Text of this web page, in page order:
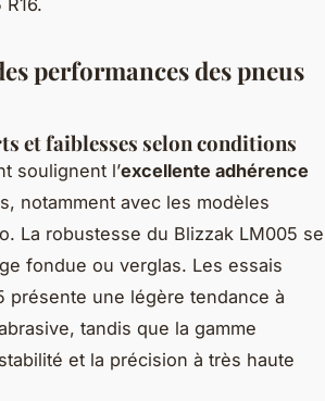
performances des pneus
et faiblesses selon conditions
soulignent l’excellente adhérence
notamment avec les modèles
La robustesse du Blizzak LM005 se
fondue ou verglas. Les essais
présente une légère tendance à
tandis que la gamme
et la précision à très haute